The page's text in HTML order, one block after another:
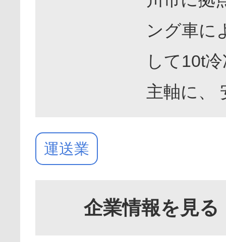
ング車に
して10t
主軸に、
運送業
企業情報を見る